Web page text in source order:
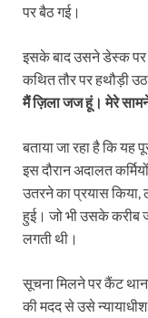
पर बैठ गई।
इसके बाद उसने डेस्क पर
कथित तौर पर हथौड़ी
मैं ज़िला जज हूं। मेरे
बताया जा रहा है कि
इस दौरान अदालत
उतरने का प्रयास किया,
हुई। जो भी उसके करीब
लगती थी।
सूचना मिलने पर कैंट
की मदद से उसे